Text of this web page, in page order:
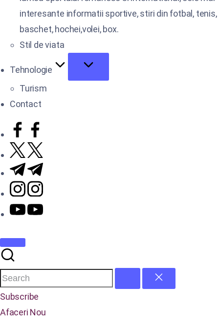
interesante informatii sportive, stiri din fotbal, tenis,
baschet, hochei,volei, box.
Stil de viata
Tehnologie
Turism
Contact
Subscribe
Afaceri Nou